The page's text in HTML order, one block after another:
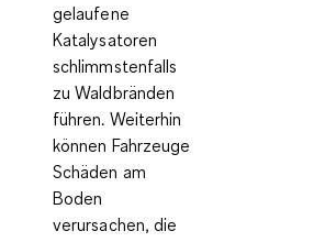
gelaufene
Katalysatoren
schlimmstenfalls
zu Waldbränden
führen. Weiterhin
können Fahrzeuge
Schäden am
Boden
verursachen, die